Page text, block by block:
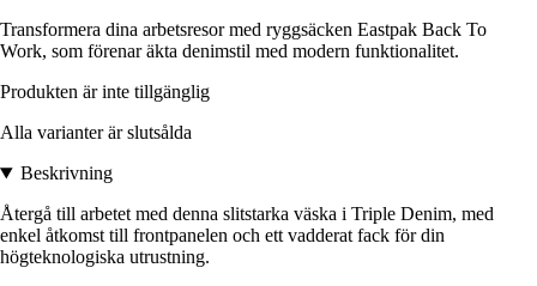
Transformera dina arbetsresor med ryggsäcken Eastpak Back To
Work, som förenar äkta denimstil med modern funktionalitet.
Produkten är inte tillgänglig
Alla varianter är slutsålda
Beskrivning
Återgå till arbetet med denna slitstarka väska i Triple Denim, med
enkel åtkomst till frontpanelen och ett vadderat fack för din
högteknologiska utrustning.